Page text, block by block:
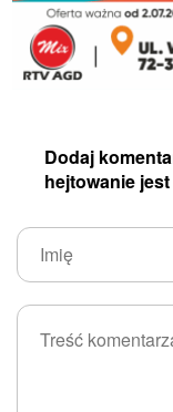
Dodaj
hejtowanie